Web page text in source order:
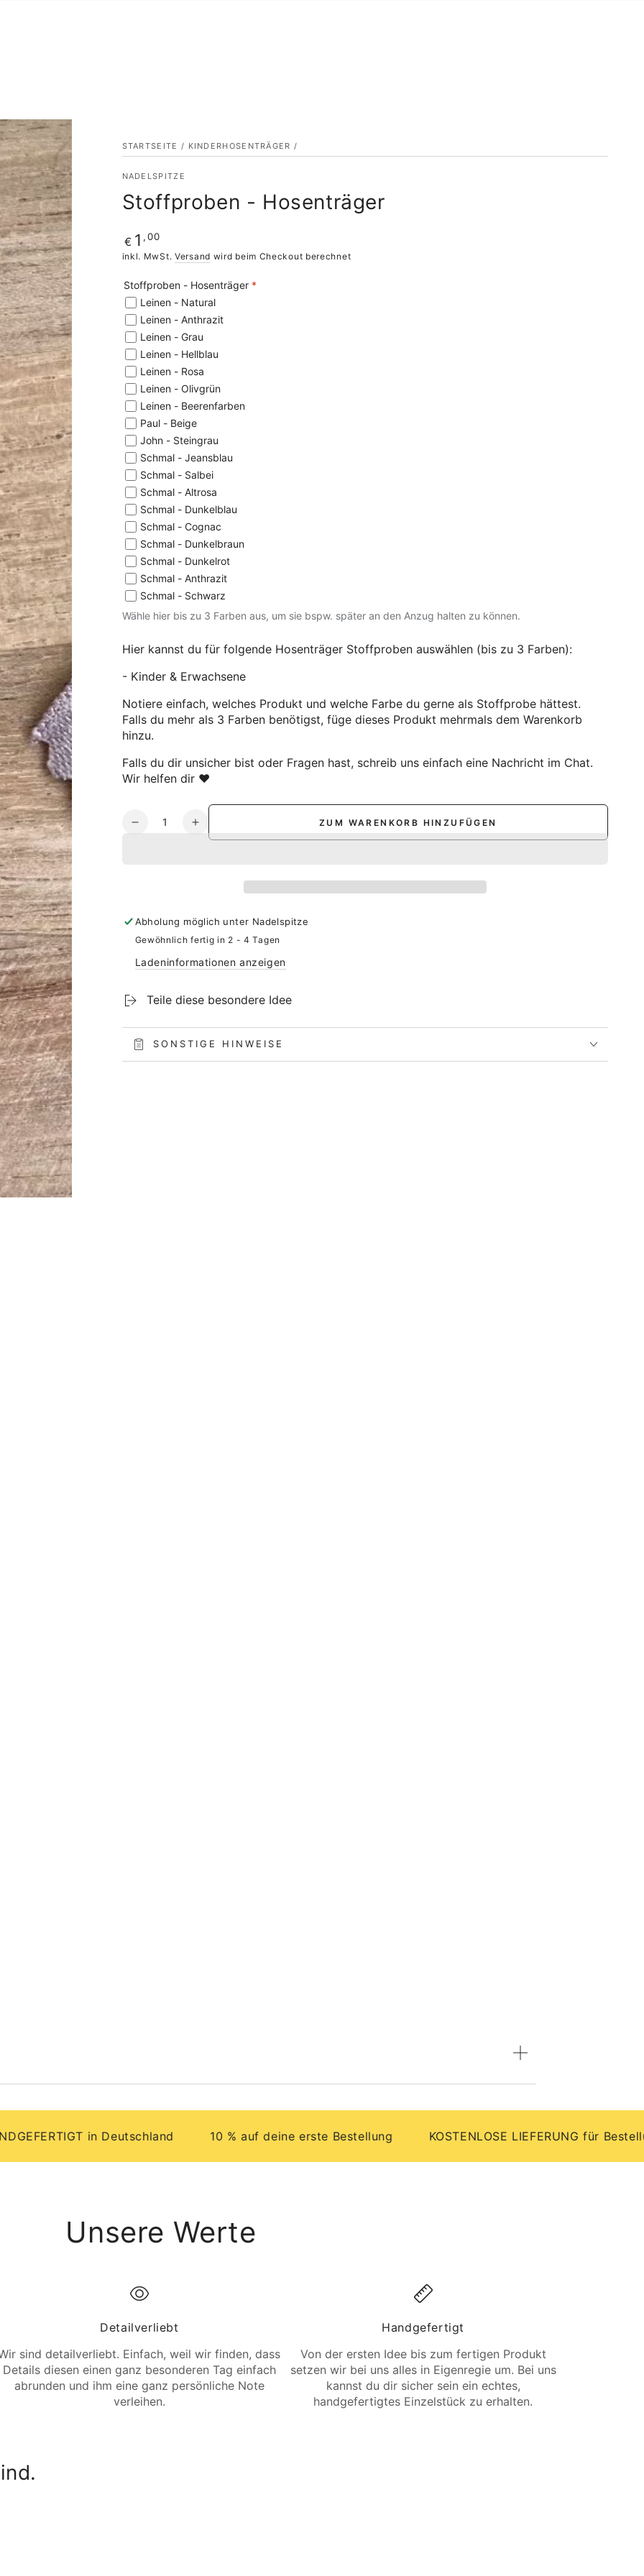
STARTSEITE / KINDERHOSENTRÄGER /
NADELSPITZE
Stoffproben - Hosenträger
Regulärer
Preis
€ 1 ,00
inkl. MwSt. Versand wird beim Checkout berechnet
Stoffproben - Hosenträger *
Leinen - Natural
Leinen - Anthrazit
Leinen - Grau
Leinen - Hellblau
Leinen - Rosa
Leinen - Olivgrün
Leinen - Beerenfarben
Paul - Beige
John - Steingrau
Schmal - Jeansblau
Schmal - Salbei
Schmal - Altrosa
Schmal - Dunkelblau
Schmal - Cognac
Schmal - Dunkelbraun
Schmal - Dunkelrot
Schmal - Anthrazit
Schmal - Schwarz
Wähle hier bis zu 3 Farben aus, um sie bspw. später an den Anzug halten zu können.
Hier kannst du für folgende Hosenträger Stoffproben auswählen (bis zu 3 Farben):
- Kinder & Erwachsene
Notiere einfach, welches Produkt und welche Farbe du gerne als Stoffprobe hättest.
Falls du mehr als 3 Farben benötigst, füge dieses Produkt mehrmals dem Warenkorb
hinzu.
Falls du dir unsicher bist oder Fragen hast, schreib uns einfach eine Nachricht im Chat.
Wir helfen dir ♥
Anzahl
Verringere
Hosenträger
Erhöhe
die
Hosenträger
ZUM WARENKORB HINZUFÜGEN
Abholung möglich unter Nadelspitze
Gewöhnlich fertig in 2 - 4 Tagen
Ladeninformationen anzeigen
Teile diese besondere Idee
SONSTIGE HINWEISE
in Deutschland 10 % auf deine erste Bestellung KOSTENLOSE LIEFERUNG für
Unsere Werte
Detailverliebt
sind detailverliebt. Einfach, weil wir finden, dass
Details diesen einen ganz besonderen Tag einfach
abrunden und ihm eine ganz persönliche Note
verleihen.
Handgefertigt
Von der ersten Idee bis zum fertigen Produkt
setzen wir bei uns alles in Eigenregie um. Bei uns
kannst du dir sicher sein ein echtes,
handgefertigtes Einzelstück zu erhalten.